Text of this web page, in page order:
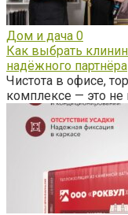
Дом и дача 0
Как выбрать
надёжного партнёра
Чистота в офисе,
комплексе — это не